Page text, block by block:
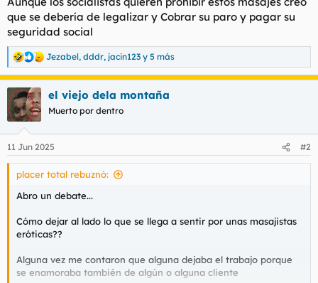
que se debería de legalizar y Cobrar su paro y pagar su
seguridad social
R
e
a
c
c
i
e
s
Jezabel, dddr, jacin123 y 5 más
el viejo dela montaña
Muerto por dentro
11 Jun 2025 #2
placer total rebuznó:
Abro un debate...
Cómo dejar al lado lo que se llega a sentir por unas masajistas
eróticas??
Alguna vez me contaron que alguna dejaba el trabajo porque
se enamoraba también de algún o alguna cliente